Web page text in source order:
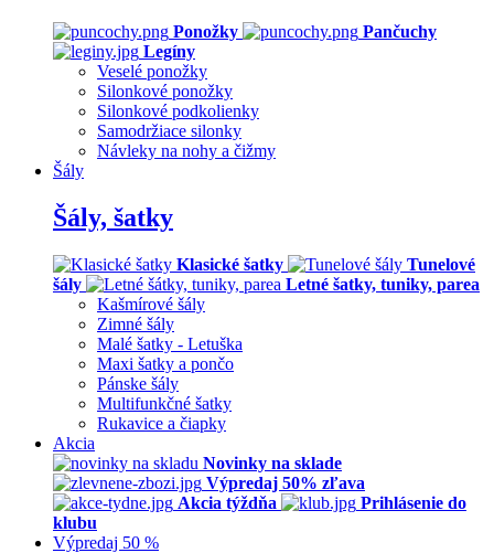
Ponožky
Pančuchy
Legíny
Veselé ponožky
Silonkové ponožky
Silonkové podkolienky
Samodržiace silonky
Návleky na nohy a čižmy
Šály
Šály, šatky
Klasické šatky
Tunelové
šály
Letné šatky, tuniky, parea
Kašmírové šály
Zimné šály
Malé šatky - Letuška
Maxi šatky a pončo
Pánske šály
Multifunkčné šatky
Rukavice a čiapky
Akcia
Novinky na sklade
Výpredaj 50% zľava
Akcia týždňa
Prihlásenie do
klubu
Výpredaj 50 %